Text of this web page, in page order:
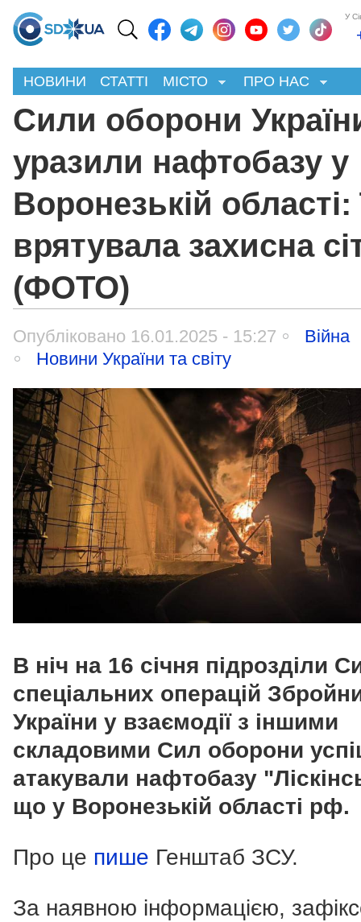
У
НОВИНИ СТАТТІ МІСТО ПРО НАС
Сили оборони
уразили нафтобазу у
Воронезькій області:
врятувала захисна
(ФОТО)
Опубліковано 16.01.2025 - 15:27
Війна
Новини України та світу
В ніч на 16 січня підрозділи
спеціальних операцій
України у взаємодії з іншими
складовими Сил оборони
атакували нафтобазу
що у Воронезькій області рф.
Про це пише Генштаб ЗСУ.
За наявною інформацією,